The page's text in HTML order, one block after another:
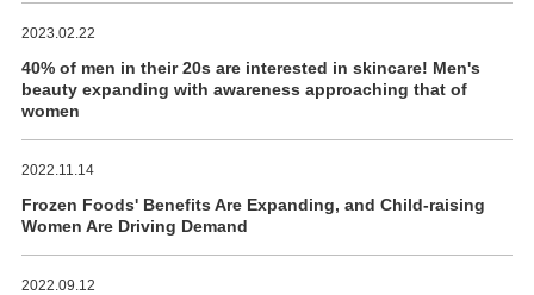
2023.02.22
40% of men in their 20s are interested in skincare! Men's
beauty expanding with awareness approaching that of
women
2022.11.14
Frozen Foods' Benefits Are Expanding, and Child-raising
Women Are Driving Demand
2022.09.12